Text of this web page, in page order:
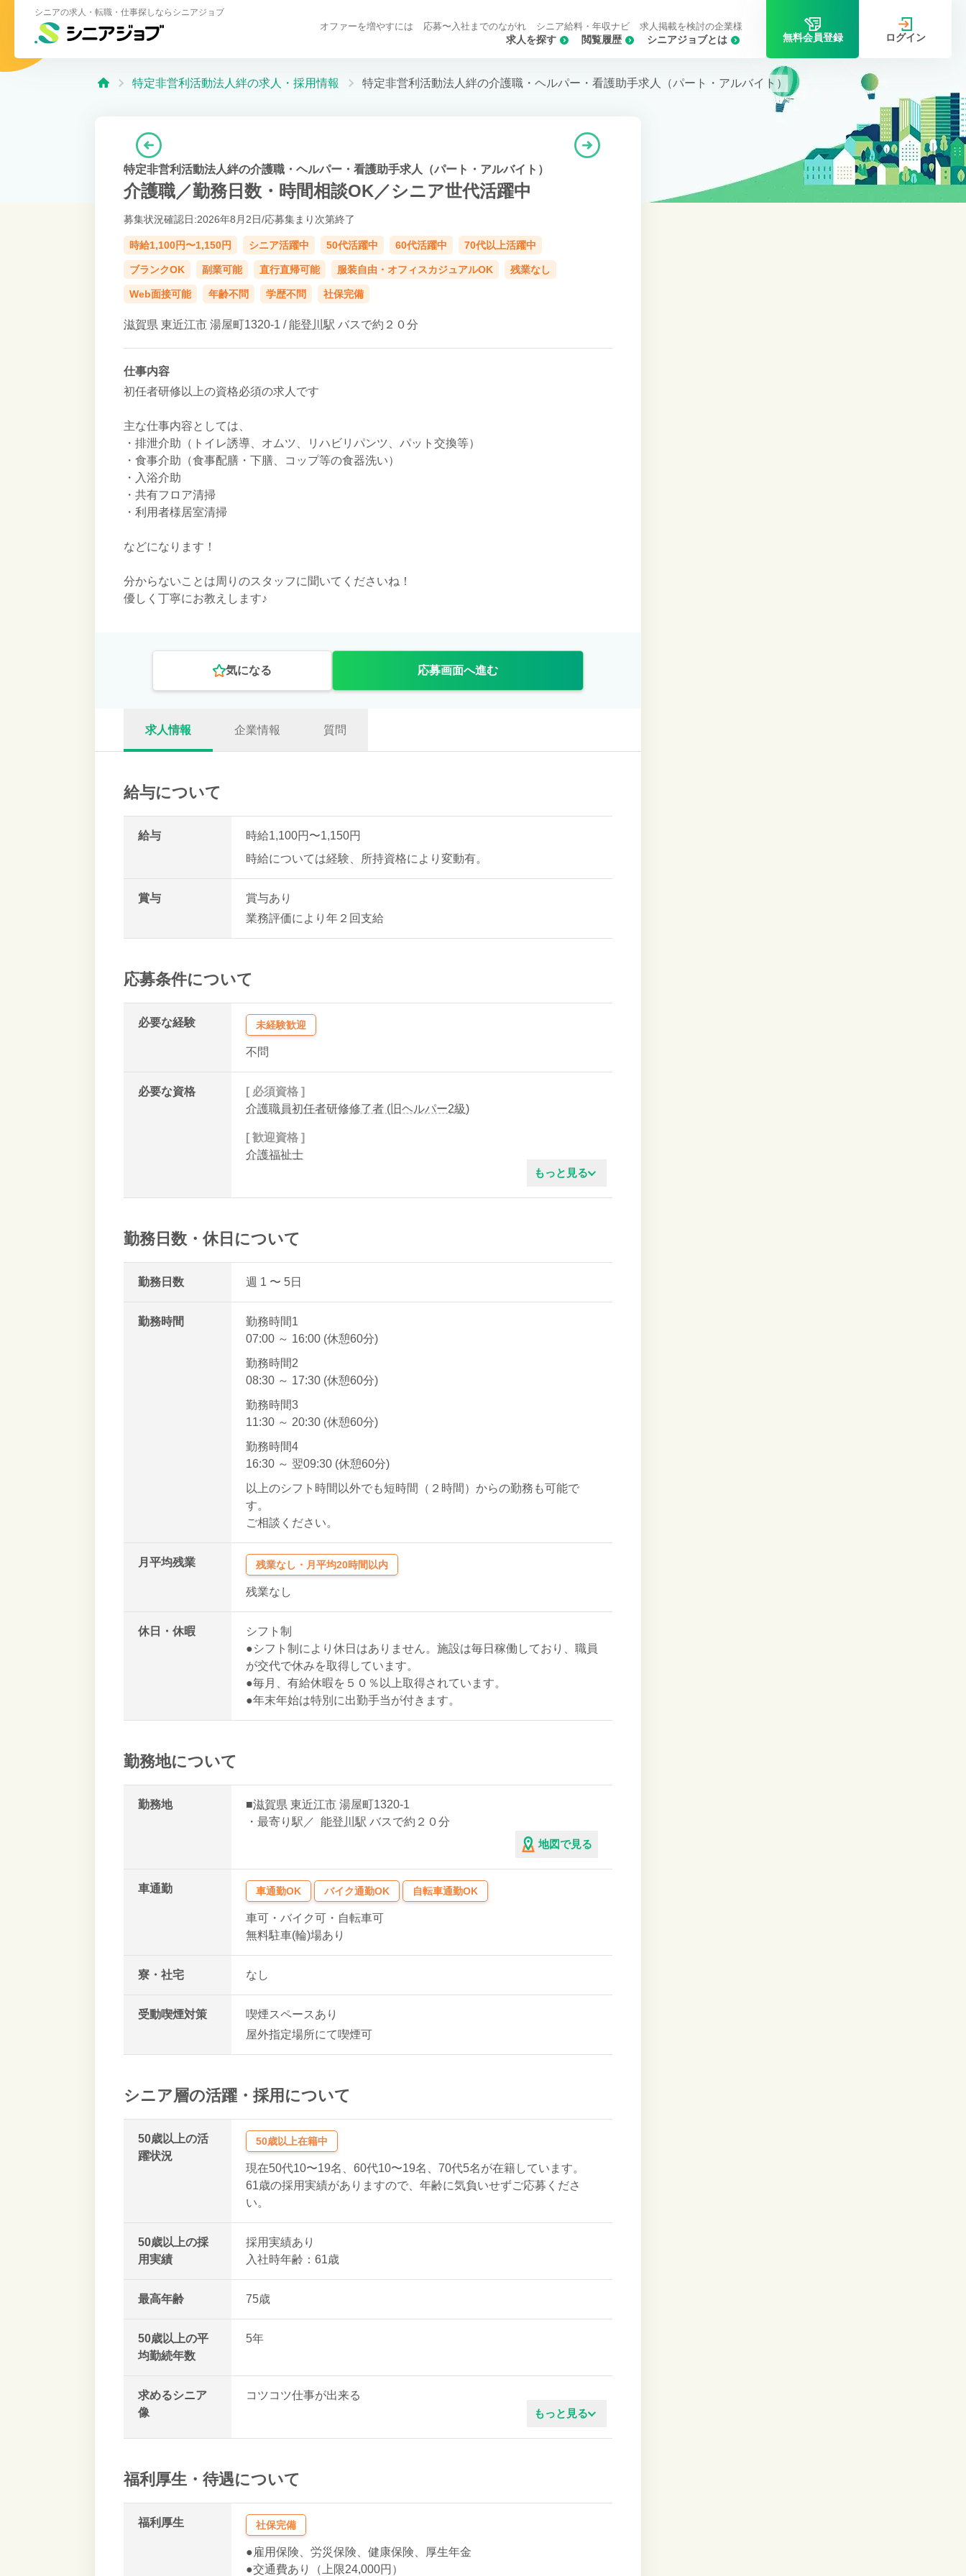
シニアの求人・転職・仕事探しならシニアジョブ
求人を探す シニアジョブとは
閲覧履歴
オファーを増やすには 応募〜入社までのながれ シニア給料・年収ナビ 求人掲載を検討の企業様
無料会員登録 ログイン
特定非営利活動法人絆の求人・採用情報 特定非営利活動法人絆の介護職・ヘルパー・看護助手求人（パート・アルバイト）
特定非営利活動法人絆の介護職・ヘルパー・看護助手求人（パート・アルバイト）
介護職／勤務日数・時間相談OK／シニア世代活躍中
募集状況確認日:2026年8月2日/応募集まり次第終了
時給1,100円〜1,150円 シニア活躍中 50代活躍中 60代活躍中 70代以上活躍中
ブランクOK 副業可能 直行直帰可能 服装自由・オフィスカジュアルOK 残業なし
Web面接可能 年齢不問 学歴不問 社保完備
滋賀県 東近江市 湯屋町1320-1 /能登川駅 バスで約２０分
仕事内容
初任者研修以上の資格必須の求人です
主な仕事内容としては、
・排泄介助（トイレ誘導、オムツ、リハビリパンツ、パット交換等）
・食事介助（食事配膳・下膳、コップ等の食器洗い）
・入浴介助
・共有フロア清掃
・利用者様居室清掃
などになります！
分からないことは周りのスタッフに聞いてくださいね！
優しく丁寧にお教えします♪
気になる 応募画面へ進む
求人情報 企業情報 質問
給与について
給与
時給1,100円〜1,150円
時給については経験、所持資格により変動有。
賞与
賞与あり
業務評価により年２回支給
応募条件について
必要な経験 未経験歓迎
不問
必要な資格
[ 必須資格 ]
介護職員初任者研修修了者 (旧ヘルパー2級)
[ 歓迎資格 ]
介護福祉士
もっと見る
勤務日数・休日について
勤務日数 週 1 〜 5日
勤務時間
勤務時間1
07:00 ～ 16:00 (休憩60分)
勤務時間2
08:30 ～ 17:30 (休憩60分)
勤務時間3
11:30 ～ 20:30 (休憩60分)
勤務時間4
16:30 ～ 翌09:30 (休憩60分)
以上のシフト時間以外でも短時間（２時間）からの勤務も可能で
す。
ご相談ください。
月平均残業 残業なし・月平均20時間以内
残業なし
休日・休暇
シフト制
●シフト制により休日はありません。施設は毎日稼働しており、職員
が交代で休みを取得しています。
●毎月、有給休暇を５０％以上取得されています。
●年末年始は特別に出勤手当が付きます。
勤務地について
勤務地 ■滋賀県 東近江市 湯屋町1320-1
・最寄り駅／ 能登川駅 バスで約２０分
地図で見る
車通勤 車通勤OK バイク通勤OK 自転車通勤OK
車可・バイク可・自転車可
無料駐車(輪)場あり
寮・社宅 なし
受動喫煙対策
喫煙スペースあり
屋外指定場所にて喫煙可
シニア層の活躍・採用について
50歳以上の活
躍状況
50歳以上在籍中
現在50代10〜19名、60代10〜19名、70代5名が在籍しています。
61歳の採用実績がありますので、年齢に気負いせずご応募くださ
い。
50歳以上の採
用実績
採用実績あり
入社時年齢：61歳
最高年齢 75歳
50歳以上の平
均勤続年数
5年
求めるシニア
像
コツコツ仕事が出来る
明るいタイプ
技術力がある
穏やかな雰囲気
清潔感がある
責任感がある
もっと見る
福利厚生・待遇について
福利厚生 社保完備
●雇用保険、労災保険、健康保険、厚生年金
●交通費あり（上限24,000円）